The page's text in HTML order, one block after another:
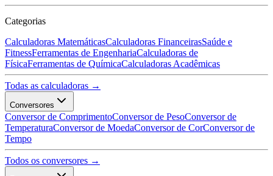
Categorias
Calculadoras MatemáticasCalculadoras FinanceirasSaúde e
FitnessFerramentas de EngenhariaCalculadoras de
FísicaFerramentas de QuímicaCalculadoras Acadêmicas
Todas as calculadoras →
Conversores
Conversor de ComprimentoConversor de PesoConversor de
TemperaturaConversor de MoedaConversor de CorConversor de
Tempo
Todos os conversores →